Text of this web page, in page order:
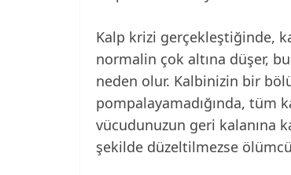
Kalp krizi gerçekleştiğinde,
normalin çok altına düşer,
neden olur. Kalbinizin bir
pompalayamadığında, tüm
vücudunuzun geri kalanına
şekilde düzeltilmezse